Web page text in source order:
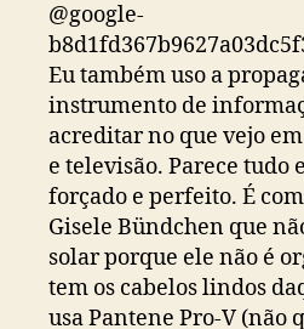
@google-
Eu também uso a
instrumento de
acreditar no que vejo
e televisão. Parece tudo
forçado e perfeito. É
Gisele Bündchen que
solar porque ele não é
tem os cabelos lindos
usa Pantene Pro-V (não